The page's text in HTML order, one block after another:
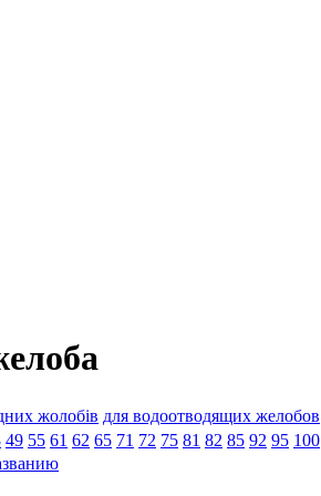
жолобів для водоотводящих желобов
49 55 61 62 65 71 72 75 81 82 85 92 95 100